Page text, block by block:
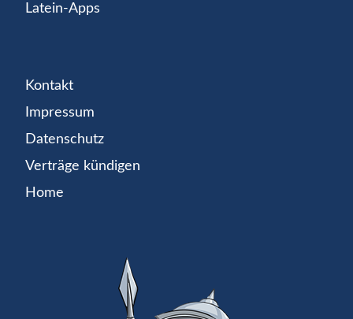
Latein-Apps
Kontakt
Impressum
Datenschutz
Verträge kündigen
Home